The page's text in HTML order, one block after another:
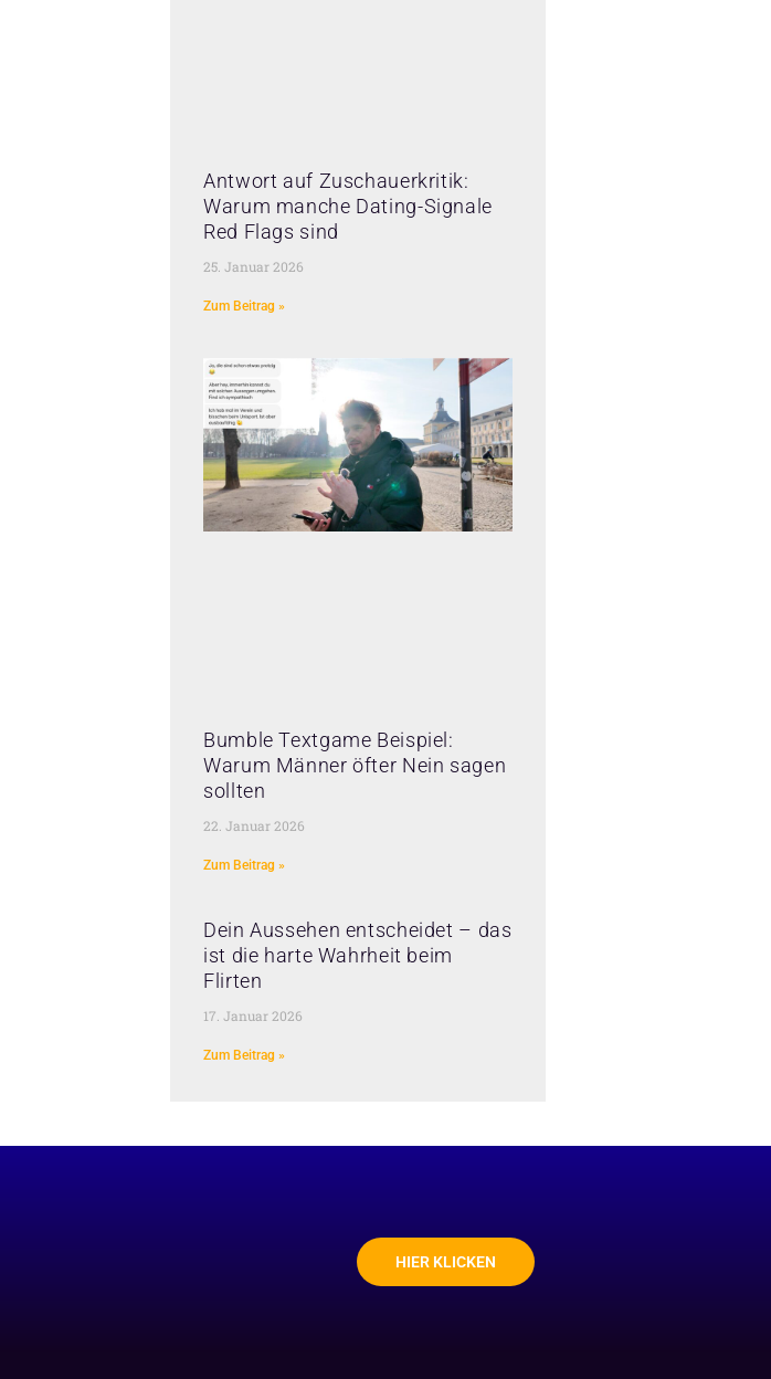
Antwort auf Zuschauerkritik:
Warum manche Dating-Signale
Red Flags sind
25. Januar 2026
Zum Beitrag »
Bumble Textgame Beispiel:
Warum Männer öfter Nein sagen
sollten
22. Januar 2026
Zum Beitrag »
Dein Aussehen entscheidet – das
ist die harte Wahrheit beim
Flirten
17. Januar 2026
Zum Beitrag »
HIER KLICKEN